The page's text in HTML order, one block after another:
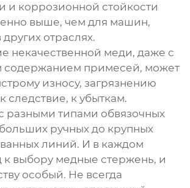
и коррозионной стойкости
выше, чем для машин,
отраслях.
некачественной меди, даже с
примесей, может
износу, загрязнению
следствие, к убыткам.
разными типами обвязочных
ручных до крупных
линий. И в каждом
к выбору медные стержень, и
особый. Не всегда